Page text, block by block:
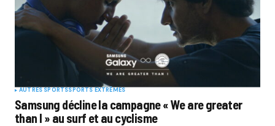
AUTRES SPORTSSPORTS EXTRÊMES
Samsung décline la campagne « We are greater
than I » au surf et au cyclisme